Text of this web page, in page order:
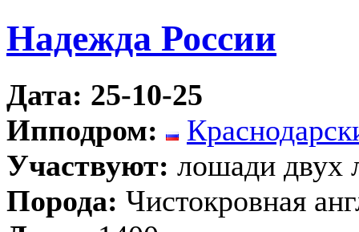
Надежда России
Дата: 25-10-25
Ипподром:
Участвуют: лошади двух
Порода: Чистокровная